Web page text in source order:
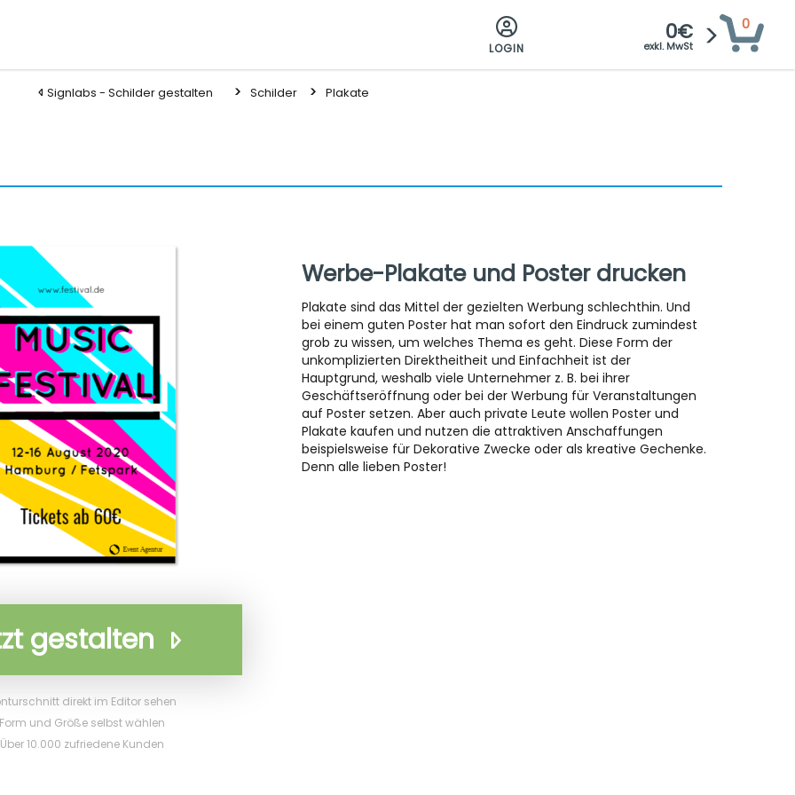
LOGIN
0€
exkl. MwSt
0
Signlabs - Schilder gestalten Schilder Plakate
gestalten
direkt im Editor sehen
und Größe selbst wählen
10.000 zufriedene Kunden
Werbe-Plakate und Poster drucken
Plakate sind das Mittel der gezielten Werbung schlechthin. Und
bei einem guten Poster hat man sofort den Eindruck zumindest
grob zu wissen, um welches Thema es geht. Diese Form der
unkomplizierten Direktheitheit und Einfachheit ist der
Hauptgrund, weshalb viele Unternehmer z. B. bei ihrer
Geschäftseröffnung oder bei der Werbung für Veranstaltungen
auf Poster setzen. Aber auch private Leute wollen Poster und
Plakate kaufen und nutzen die attraktiven Anschaffungen
beispielsweise für Dekorative Zwecke oder als kreative Gechenke.
Denn alle lieben Poster!